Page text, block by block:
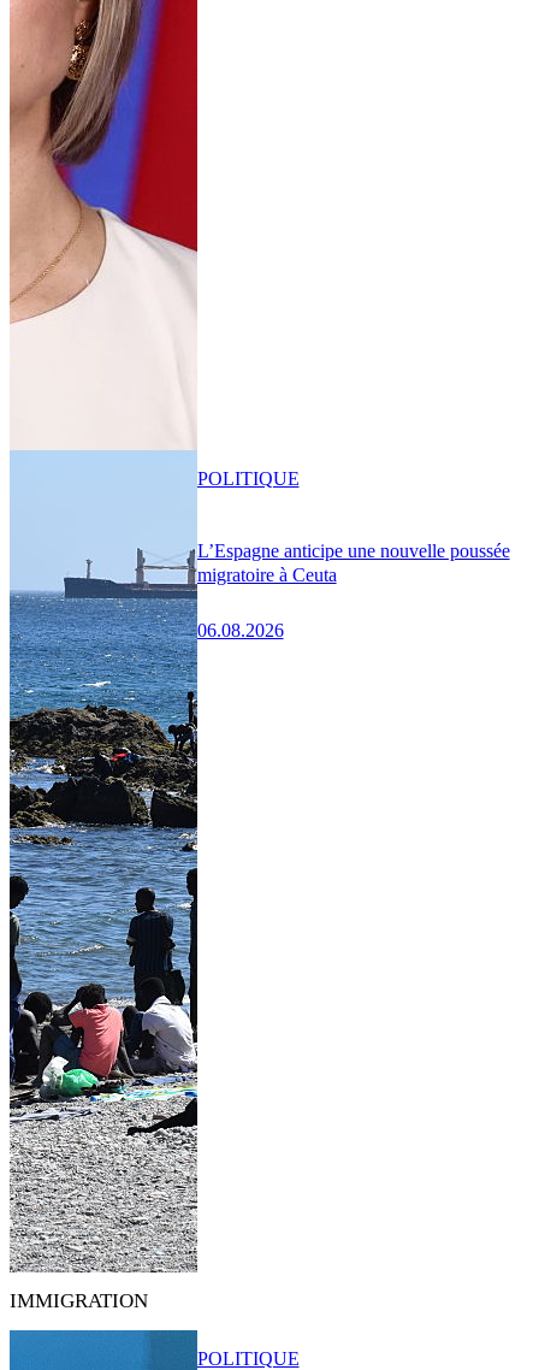
L’Espagne anticipe une nouvelle poussée
migratoire à Ceuta
06.08.2026
POLITIQUE
IMMIGRATION
POLITIQUE